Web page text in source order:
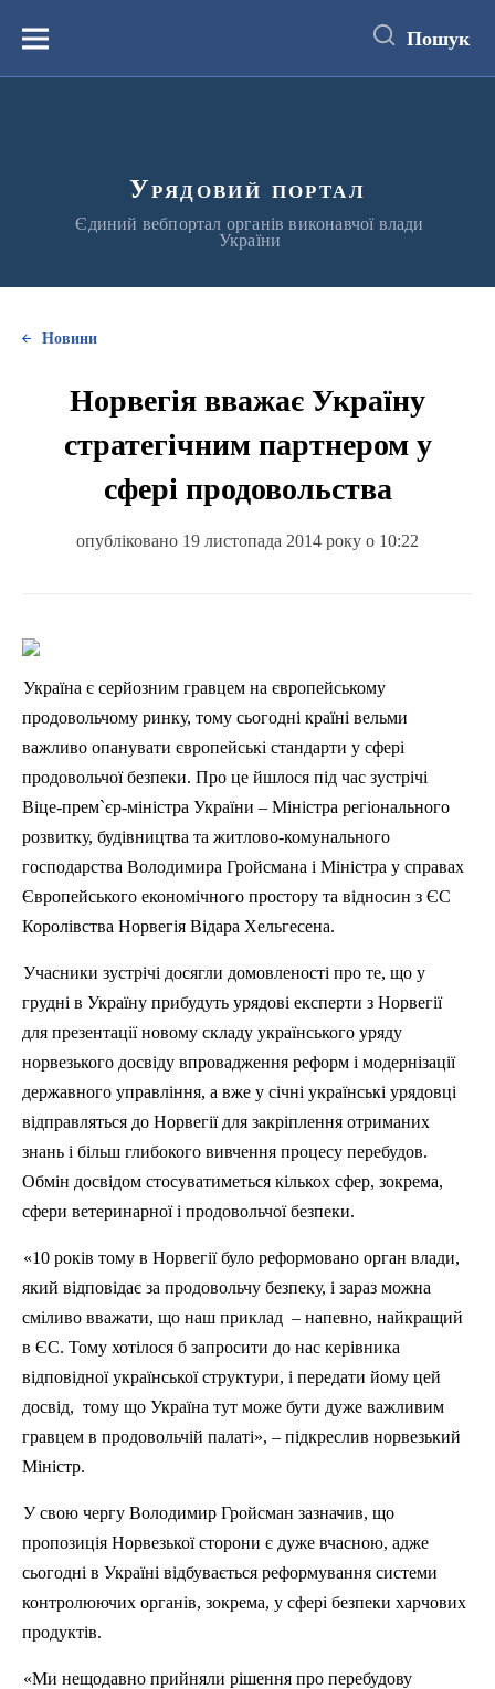
вмістуМеню Пошук
Урядовий портал
Єдиний вебпортал органів виконавчої влади
України
Новини
Норвегія вважає Україну
стратегічним партнером у
сфері продовольства
опубліковано 19 листопада 2014 року о 10:22
Україна є серйозним гравцем на європейському
продовольчому ринку, тому сьогодні країні вельми
важливо опанувати європейські стандарти у сфері
продовольчої безпеки. Про це йшлося під час зустрічі
Віце-прем`єр-міністра України – Міністра регіонального
розвитку, будівництва та житлово-комунального
господарства Володимира Гройсмана і Міністра у справах
Європейського економічного простору та відносин з ЄС
Королівства Норвегія Відара Хельгесена.
Учасники зустрічі досягли домовленості про те, що у
грудні в Україну прибудуть урядові експерти з Норвегії
для презентації новому складу українського уряду
норвезького досвіду впровадження реформ і модернізації
державного управління, а вже у січні українські урядовці
відправляться до Норвегії для закріплення отриманих
знань і більш глибокого вивчення процесу перебудов.
Обмін досвідом стосуватиметься кількох сфер, зокрема,
сфери ветеринарної і продовольчої безпеки.
«10 років тому в Норвегії було реформовано орган влади,
який відповідає за продовольчу безпеку, і зараз можна
сміливо вважати, що наш приклад – напевно, найкращий
в ЄС. Тому хотілося б запросити до нас керівника
відповідної української структури, і передати йому цей
досвід, тому що Україна тут може бути дуже важливим
гравцем в продовольчій палаті», – підкреслив норвезький
Міністр.
У свою чергу Володимир Гройсман зазначив, що
пропозиція Норвезької сторони є дуже вчасною, адже
сьогодні в Україні відбувається реформування системи
контролюючих органів, зокрема, у сфері безпеки харчових
продуктів.
«Ми нещодавно прийняли рішення про перебудову